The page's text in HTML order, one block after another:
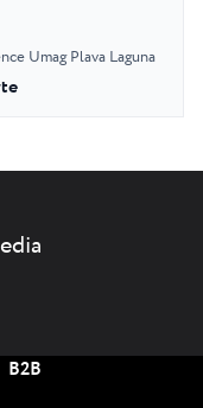
Umag Plava Laguna
B2B